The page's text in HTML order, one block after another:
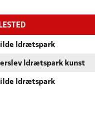
Idrætspark
Idrætspark kunst
Idrætspark